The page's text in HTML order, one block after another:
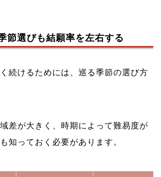
節選びも結願率を左右する
続けるためには、巡る季節の選び方
差が大きく、時期によって難易度が
知っておく必要があります。